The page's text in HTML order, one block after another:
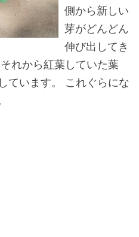
側から新しい
芽がどんどん
伸び出してき
れから紅葉していた葉
ています。 これぐらにな